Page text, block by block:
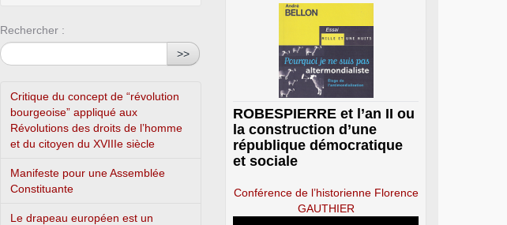
Rechercher :
>>
Critique du concept de “révolution
bourgeoise” appliqué aux
Révolutions des droits de l’homme
et du citoyen du XVIIIe siècle
Manifeste pour une Assemblée
Constituante
Le drapeau européen est un
ROBESPIERRE et l’an II ou
la construction d’une
république démocratique
et sociale
Conférence de l’historienne Florence
GAUTHIER